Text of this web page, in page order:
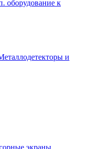
оборудование к
и
экраны